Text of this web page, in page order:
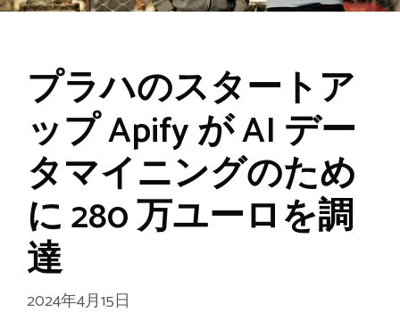
プラハのスタートア
ップ Apify が AI デー
タマイニングのため
に 280 万ユーロを調
達
2024年4月15日